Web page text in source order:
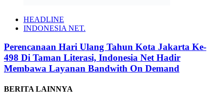
HEADLINE
INDONESIA NET.
Perencanaan Hari Ulang Tahun Kota Jakarta Ke-
498 Di Taman Literasi, Indonesia Net Hadir
Membawa Layanan Bandwith On Demand
BERITA LAINNYA